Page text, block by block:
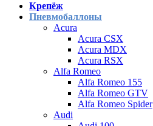
Крепёж
Пневмобаллоны
Acura
Acura CSX
Acura MDX
Acura RSX
Alfa Romeo
Alfa Romeo 155
Alfa Romeo GTV
Alfa Romeo Spider
Audi